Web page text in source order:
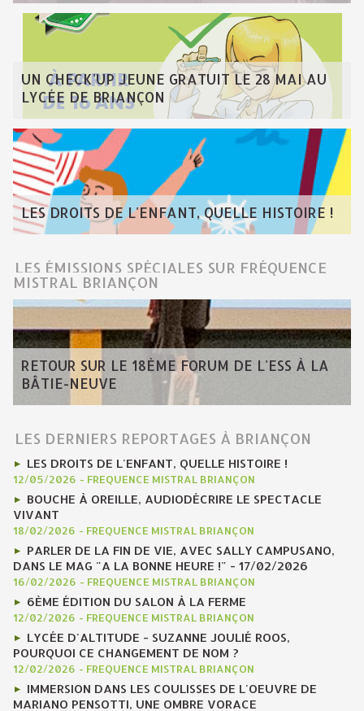
UN CHECK'UP JEUNE GRATUIT LE 28 MAI AU
LYCÉE DE BRIANÇON
LES DROITS DE L'ENFANT, QUELLE HISTOIRE !
LES ÉMISSIONS SPÉCIALES SUR FRÉQUENCE
MISTRAL BRIANÇON
RETOUR SUR LE 18ÈME FORUM DE L'ESS À LA
BÂTIE-NEUVE
LES DERNIERS REPORTAGES À BRIANÇON
LES DROITS DE L'ENFANT, QUELLE HISTOIRE !
12/05/2026 - FREQUENCE MISTRAL BRIANÇON
BOUCHE À OREILLE, AUDIODÉCRIRE LE SPECTACLE
VIVANT
18/02/2026 - FREQUENCE MISTRAL BRIANÇON
PARLER DE LA FIN DE VIE, AVEC SALLY CAMPUSANO,
DANS LE MAG "A LA BONNE HEURE !" - 17/02/2026
16/02/2026 - FREQUENCE MISTRAL BRIANÇON
6ÈME ÉDITION DU SALON À LA FERME
12/02/2026 - FREQUENCE MISTRAL BRIANÇON
LYCÉE D'ALTITUDE - SUZANNE JOULIÉ ROOS,
POURQUOI CE CHANGEMENT DE NOM ?
12/02/2026 - FREQUENCE MISTRAL BRIANÇON
IMMERSION DANS LES COULISSES DE L'OEUVRE DE
MARIANO PENSOTTI, UNE OMBRE VORACE